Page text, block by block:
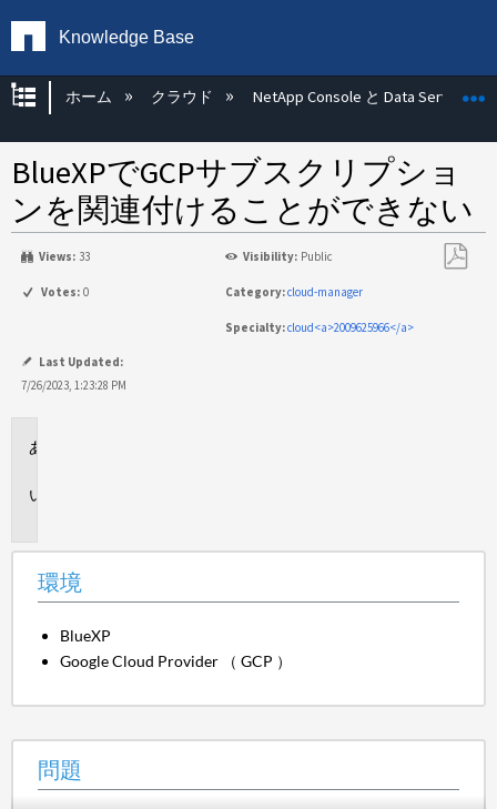
Knowledge Base
グローバル階層を展開/折りたたむ
ホーム クラウド NetApp Console と Data Services
BlueXPでGCPサブスクリプショ
ンを関連付けることができない
Views: 33 Visibility: Public
Votes: 0 Category:cloud-manager
Specialty:cloud<a>2009625966</a>
Last Updated:
7/26/2023, 1:23:28 PM
環境
BlueXP
Google Cloud Provider （ GCP ）
問題